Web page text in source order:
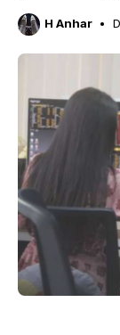
H Anhar